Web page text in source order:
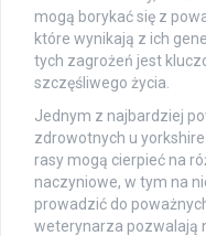
mogą borykać się z
które wynikają z ich
tych zagrożeń jest
szczęśliwego życia.
Jednym z najbardziej
zdrowotnych u
rasy mogą cierpieć na
naczyniowe, w tym na
prowadzić do
weterynarza pozwalają